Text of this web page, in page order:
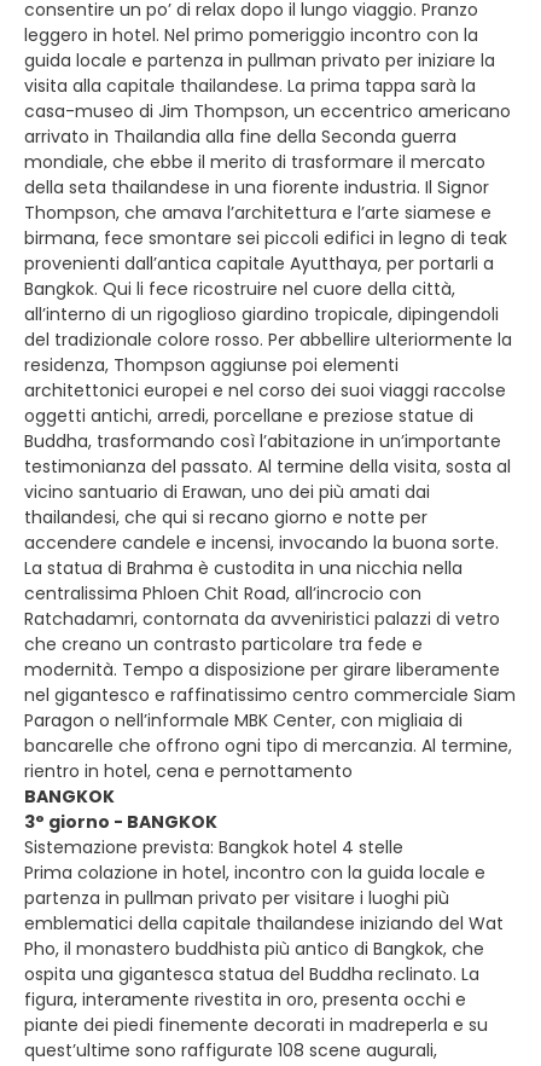
consentire un po’ di relax dopo il lungo viaggio. Pranzo
leggero in hotel. Nel primo pomeriggio incontro con la
guida locale e partenza in pullman privato per iniziare la
visita alla capitale thailandese. La prima tappa sarà la
casa-museo di Jim Thompson, un eccentrico americano
arrivato in Thailandia alla fine della Seconda guerra
mondiale, che ebbe il merito di trasformare il mercato
della seta thailandese in una fiorente industria. Il Signor
Thompson, che amava l’architettura e l’arte siamese e
birmana, fece smontare sei piccoli edifici in legno di teak
provenienti dall’antica capitale Ayutthaya, per portarli a
Bangkok. Qui li fece ricostruire nel cuore della città,
all’interno di un rigoglioso giardino tropicale, dipingendoli
del tradizionale colore rosso. Per abbellire ulteriormente la
residenza, Thompson aggiunse poi elementi
architettonici europei e nel corso dei suoi viaggi raccolse
oggetti antichi, arredi, porcellane e preziose statue di
Buddha, trasformando così l’abitazione in un’importante
testimonianza del passato. Al termine della visita, sosta al
vicino santuario di Erawan, uno dei più amati dai
thailandesi, che qui si recano giorno e notte per
accendere candele e incensi, invocando la buona sorte.
La statua di Brahma è custodita in una nicchia nella
centralissima Phloen Chit Road, all’incrocio con
Ratchadamri, contornata da avveniristici palazzi di vetro
che creano un contrasto particolare tra fede e
modernità. Tempo a disposizione per girare liberamente
nel gigantesco e raffinatissimo centro commerciale Siam
Paragon o nell’informale MBK Center, con migliaia di
bancarelle che offrono ogni tipo di mercanzia. Al termine,
rientro in hotel, cena e pernottamento
BANGKOK
3° giorno - BANGKOK
Sistemazione prevista: Bangkok hotel 4 stelle
Prima colazione in hotel, incontro con la guida locale e
partenza in pullman privato per visitare i luoghi più
emblematici della capitale thailandese iniziando del Wat
Pho, il monastero buddhista più antico di Bangkok, che
ospita una gigantesca statua del Buddha reclinato. La
figura, interamente rivestita in oro, presenta occhi e
piante dei piedi finemente decorati in madreperla e su
quest’ultime sono raffigurate 108 scene augurali,